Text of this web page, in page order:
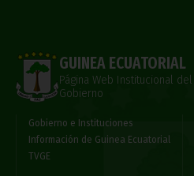
GUINEA ECUATORIAL
Página Web Institucional del
Gobierno
Gobierno e Instituciones
Información de Guinea Ecuatorial
TVGE